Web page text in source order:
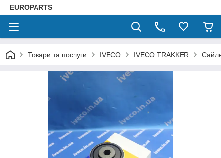
EUROPARTS
Товари та послуги IVECO IVECO TRAKKER